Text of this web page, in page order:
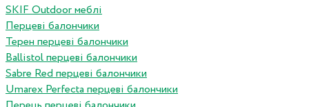
SKIF Outdoor меблі
Перцеві балончики
Терен перцеві балончики
Ballistol перцеві балончики
Sabre Red перцеві балончики
Umarex Perfecta перцеві балончики